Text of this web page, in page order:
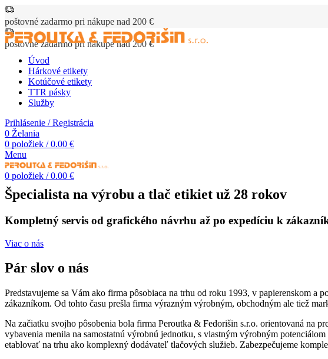
poštovné zadarmo pri nákupe nad 200 €
poštovné zadarmo pri nákupe nad 200 €
Úvod
Hárkové etikety
Kotúčové etikety
TTR pásky
Služby
Prihlásenie / Registrácia
0 Želania
0 položiek / 0.00 €
Menu
0 položiek / 0.00 €
Špecialista na výrobu a tlač etikiet už 28 rokov
Kompletný servis od grafického návrhu až po expedíciu k
Viac o nás
Pár slov o nás
Predstavujeme sa Vám ako firma pôsobiaca na trhu od roku 1993, v papierenskom a
zákazníkom. Od tohto času prešla firma výrazným výrobným, obchodným ale tiež
Na začiatku svojho pôsobenia bola firma Peroutka & Fedorišin s.r.o. orientovaná na
vybavenia menila na samostatnú výrobnú jednotku, s vlastným výrobným
etablovať na trhu ako komplexný dodávateľ tlačových služieb. Zabezpečujeme